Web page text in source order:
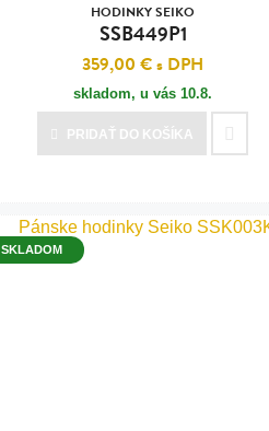
HODINKY SEIKO
SSB449P1
359,00 €s DPH
skladom, u vás 10.8.
PRIDAŤ DO KOŠÍKA
SKLADOM